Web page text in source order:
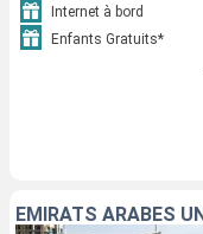
Internet à bord
Enfants Gratuits*
EMIRATS ARABES